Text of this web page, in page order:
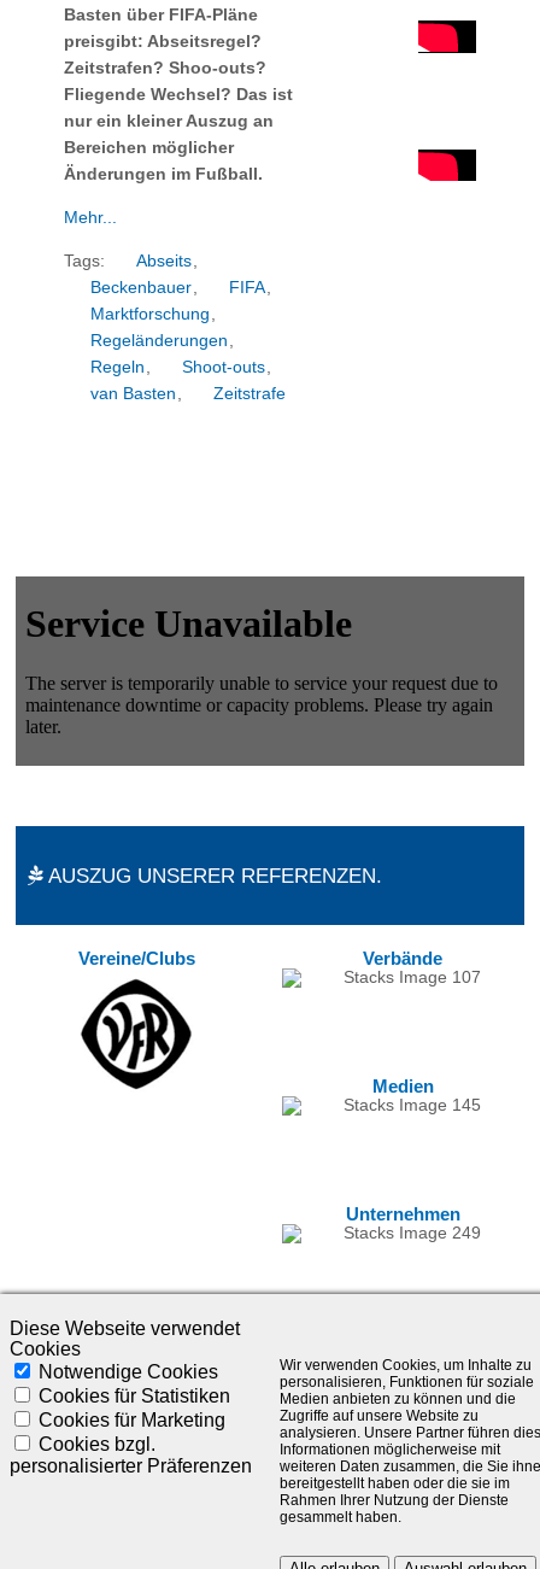
Basten über FIFA-Pläne
preisgibt: Abseitsregel?
Zeitstrafen? Shoo-outs?
Fliegende Wechsel? Das ist
nur ein kleiner Auszug an
Bereichen möglicher
Änderungen im Fußball.
Mehr...
Tags: Abseits
Beckenbauer
FIFA
Marktforschung
Regeländerungen
Regeln
Shoot-outs
van Basten
Zeitstrafe
AUSZUG UNSERER REFERENZEN.
Vereine/Clubs Verbände
Medien
Unternehmen
©1985-2025 - SLC Management GmbH |Impressum
Visionär. Kompetent. Leidenschaftlich.
Treten Sie in Kontakt mit uns und bleiben Sie auf dem Laufenden:
Diese Webseite verwendet
Cookies
Notwendige Cookies
Cookies für Statistiken
Cookies für Marketing
Cookies bzgl.
personalisierter Präferenzen
Wir verwenden Cookies, um Inhalte zu
personalisieren, Funktionen für soziale
Medien anbieten zu können und die
Zugriffe auf unsere Website zu
analysieren. Unsere Partner führen
Informationen möglicherweise mit
weiteren Daten zusammen, die Sie
bereitgestellt haben oder die sie im
Rahmen Ihrer Nutzung der Dienste
gesammelt haben.